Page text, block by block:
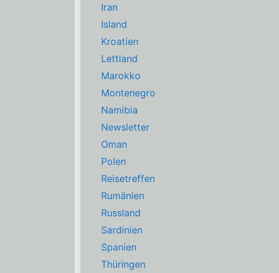
Iran
Island
Kroatien
Lettland
Marokko
Montenegro
Namibia
Newsletter
Oman
Polen
Reisetreffen
Rumänien
Russland
Sardinien
Spanien
Thüringen